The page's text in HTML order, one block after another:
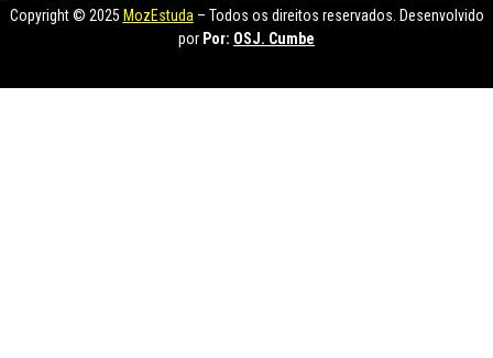
Copyright © 2025 MozEstuda – Todos os direitos reservados. Desenvolvido
por Por: OSJ. Cumbe